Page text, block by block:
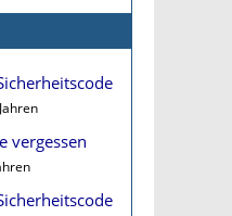
vergessen